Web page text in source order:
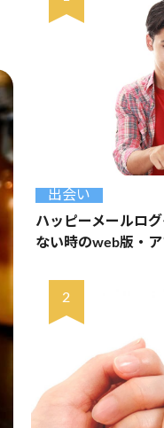
出会い
ハッピーメールロ
ない時のweb版・